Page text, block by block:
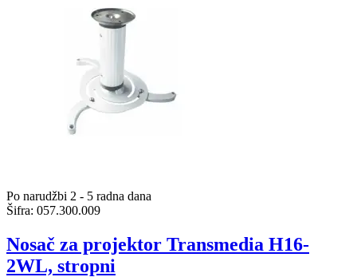
Po narudžbi 2 - 5 radna dana
Šifra: 057.300.009
Nosač za projektor Transmedia H16-
2WL, stropni